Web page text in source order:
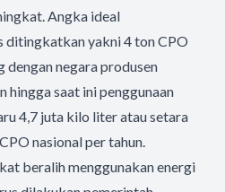
Angka ideal
ditingkatkan yakni 4 ton CPO
dengan negara produsen
hingga saat ini penggunaan
4,7 juta kilo liter atau setara
nasional per tahun.
beralih menggunakan energi